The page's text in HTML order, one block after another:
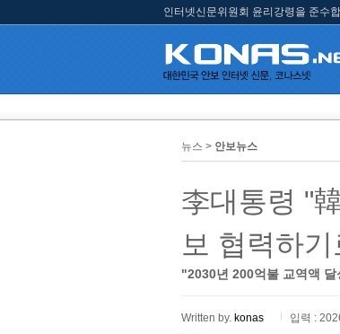
인터넷신문위원회 윤리강령을 준수
뉴스 > 안보뉴스
李대통령 "
보 협력하기
"2030년 200억불 교역액
Written by. konas
입력 :